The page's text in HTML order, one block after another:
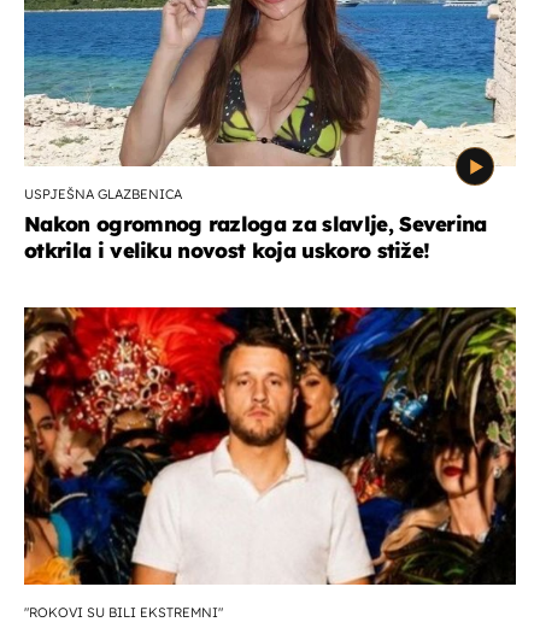
USPJEŠNA GLAZBENICA
Nakon ogromnog razloga za slavlje, Severina
otkrila i veliku novost koja uskoro stiže!
"ROKOVI SU BILI EKSTREMNI"